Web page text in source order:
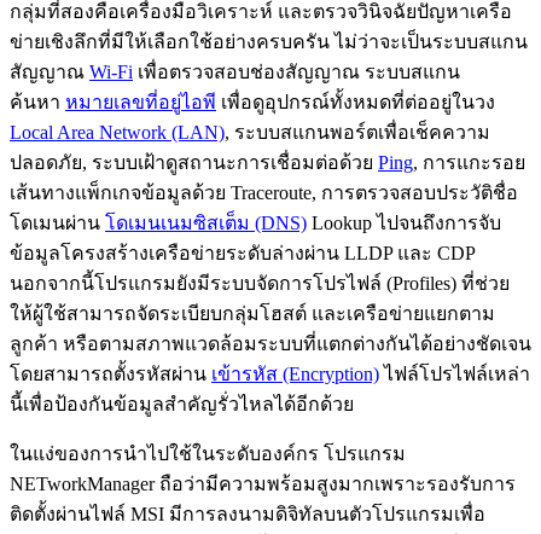
กลุ่มที่สองคือเครื่องมือวิเคราะห์ และตรวจวินิจฉัยปัญหาเครือ
ข่ายเชิงลึกที่มีให้เลือกใช้อย่างครบครัน ไม่ว่าจะเป็นระบบสแกน
สัญญาณ Wi-Fi เพื่อตรวจสอบช่องสัญญาณ ระบบสแกน
ค้นหา หมายเลขที่อยู่ไอพี เพื่อดูอุปกรณ์ทั้งหมดที่ต่ออยู่ในวง
Local Area Network (LAN), ระบบสแกนพอร์ตเพื่อเช็คความ
ปลอดภัย, ระบบเฝ้าดูสถานะการเชื่อมต่อด้วย Ping, การแกะรอย
เส้นทางแพ็กเกจข้อมูลด้วย Traceroute, การตรวจสอบประวัติชื่อ
โดเมนผ่าน โดเมนเนมซิสเต็ม (DNS) Lookup ไปจนถึงการจับ
ข้อมูลโครงสร้างเครือข่ายระดับล่างผ่าน LLDP และ CDP
นอกจากนี้โปรแกรมยังมีระบบจัดการโปรไฟล์ (Profiles) ที่ช่วย
ให้ผู้ใช้สามารถจัดระเบียบกลุ่มโฮสต์ และเครือข่ายแยกตาม
ลูกค้า หรือตามสภาพแวดล้อมระบบที่แตกต่างกันได้อย่างชัดเจน
โดยสามารถตั้งรหัสผ่าน เข้ารหัส (Encryption)ไฟล์โปรไฟล์เหล่า
นี้เพื่อป้องกันข้อมูลสำคัญรั่วไหลได้อีกด้วย
ในแง่ของการนำไปใช้ในระดับองค์กร โปรแกรม
NETworkManager ถือว่ามีความพร้อมสูงมากเพราะรองรับการ
ติดตั้งผ่านไฟล์ MSI มีการลงนามดิจิทัลบนตัวโปรแกรมเพื่อ